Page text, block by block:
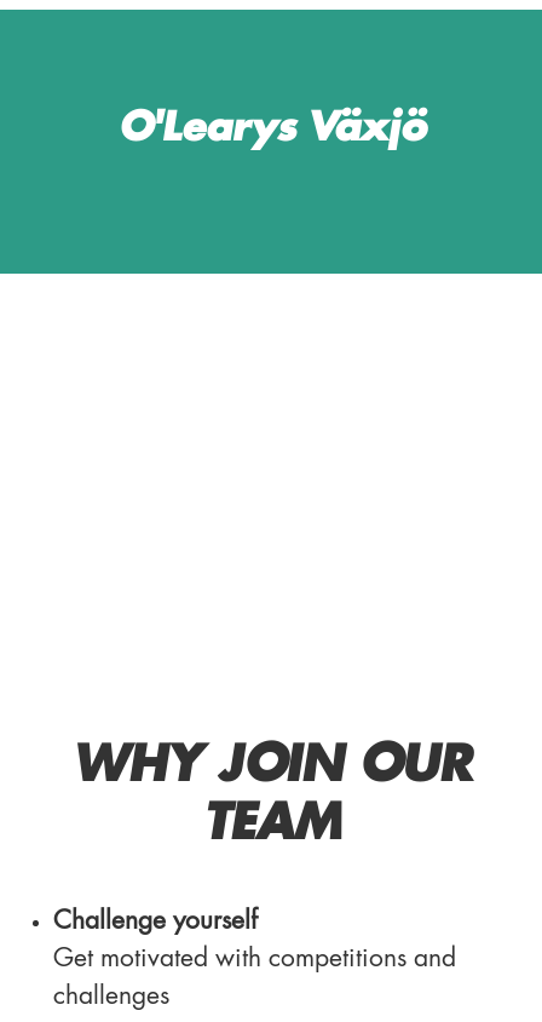
O'Learys Växjö
WHY JOIN OUR
TEAM
Challenge yourself
Get motivated with competitions and
challenges